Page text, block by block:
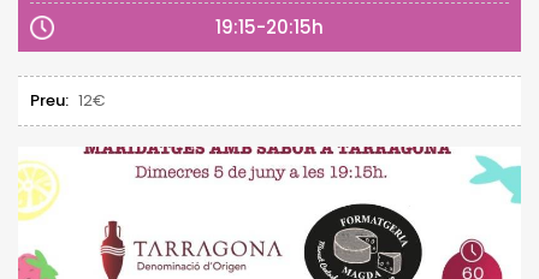
19:15-20:15h
Preu: 12€